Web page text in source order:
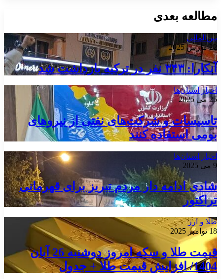
مطالعه بعدی
بین‌المللی
22 مارس 2025
آنکارا: ۳۴۳ نفر در ترکیه بازداشت شد
اخبار استان‌ها
25 می 2025
تاسیسات و شرکت‌های نفتی از نیروهای
بومی استفاده کنند
اخبار استان‌ها
9 می 2025
شادی ادامه دار مردم تبریز برای قهرمانی
تراکتور
طلا و ارز
18 نوامبر 2025
قیمت طلا و سکه امروز دوشنبه 26 آبان
1404/ افزایش قیمت طلا + جدول